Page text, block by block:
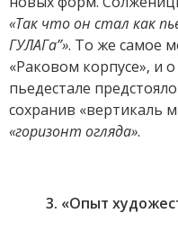
«Так что он стал как
ГУЛАГа”». То же самое
«Раковом корпусе», и
пьедестале
сохранив «вертикаль
«горизонт огляда».
3. «Опыт